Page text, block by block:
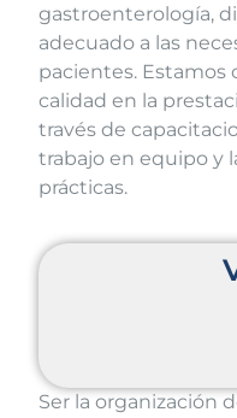
gastroenterología,
adecuado a las
pacientes.
calidad en la
través de
trabajo en equipo y
prácticas.
Ser la organización